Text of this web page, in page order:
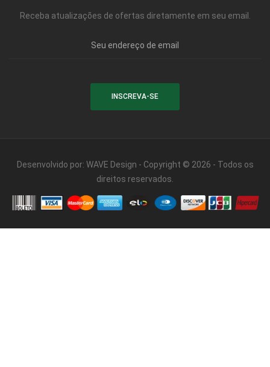
Receba atualizações de ofertas diretamente em seu email.
Desenvolvido por: WAVE Design - Copyright © 2026 - Todos os
direitos reservados.